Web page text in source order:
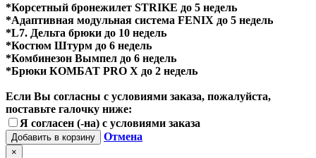
*Корсетный бронежилет STRIKE до 5 недель
*Адаптивная модульная система FENIX до 5 недель
*L7. Дельта брюки до 10 недель
*Костюм Штурм до 6 недель
*Комбинезон Вымпел до 6 недель
*Брюки КОМБАТ PRO X до 2 недель
Если Вы согласны с условиями заказа, пожалуйста,
поставьте галочку ниже:
Я согласен (-на) с условиями заказа
Добавить в корзину Отмена
×